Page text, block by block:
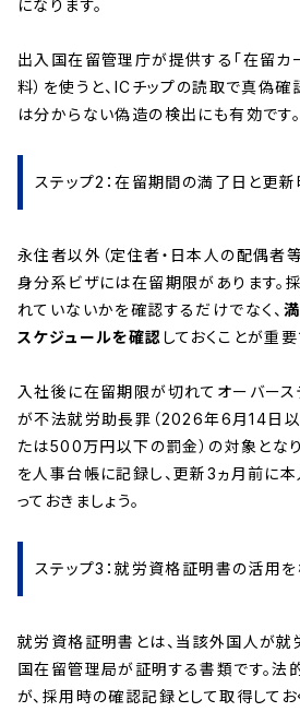
になります。
出入国在留管理庁が提供する「在留カ
料）を使うと、ICチップの読取で真偽確
は分からない偽造の検出にも有効です。
ステップ2：在留期間の満了日と更
永住者以外（定住者・日本人の配偶者
身分系ビザには在留期限があります。
れていないかを確認するだけでなく、
スケジュールを確認 しておくことが重要
入社後に在留期限が切れてオーバース
が不法就労助長罪（2026年6月14日
たは500万円以下の罰金）の対象とな
を人事台帳に記録し、更新3ヵ月前に
っておきましょう。
ステップ3：就労資格証明書の活用
就労資格証明書とは、当該外国人が就
国在留管理局が証明する書類です。法
が、採用時の確認記録として取得してお